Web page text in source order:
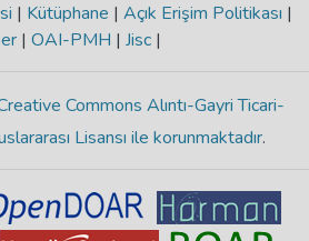
| Kütüphane | Açık Erişim Politikası |
| OAI-PMH | Jisc |
Commons Alıntı-Gayri Ticari-
Lisansı ile korunmaktadır.